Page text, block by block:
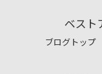
ベスト
ブログトップ